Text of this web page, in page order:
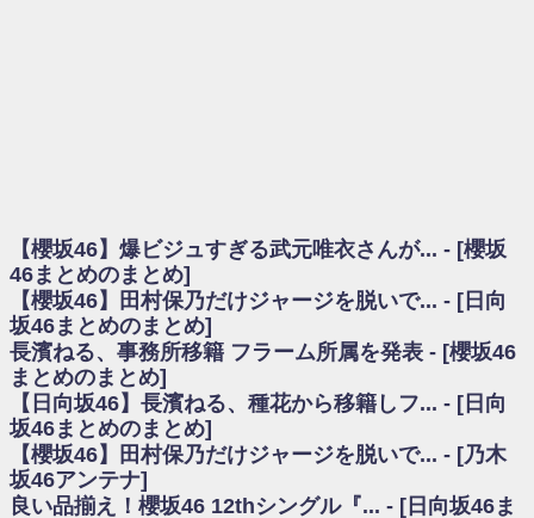
日向坂46まとめのまとめ / 【日向坂46】富田鈴花1st写真集、発売記念記者
会見の模様がこちら！
乃木坂欅坂まとめのまとめ / 【日向坂46】河田陽菜卒業の影響、ガチでデ
カそう...
欅坂あんてな ～欅坂46のニュース・情報・話題をピックアップ / れなッ
ピーズ集結！櫻坂46守屋麗奈×遠藤理子、8/6「ラヴィット！」水曜スタジオ出
演決定
欅坂/日向坂46まとめのまとめ / 【櫻坂46】田村保乃だけジャージを脱いで
いた理由
日向坂46まとめのまとめ / 【日向坂46】若林さん「笑えないぐらい師匠だ
から」佐々木久美と卒業後初の共演の様子がこちら！【激レアさん】
日向坂46まとめのまとめ / 【元日向坂46】情報解禁前で言えない！？丹生
ちゃん、メンバーと会った模様
【櫻坂46】爆ビジュすぎる武元唯衣さんが... - [櫻坂
46まとめのまとめ]
【櫻坂46】田村保乃だけジャージを脱いで... - [日向
坂46まとめのまとめ]
長濱ねる、事務所移籍 フラーム所属を発表 - [櫻坂46
まとめのまとめ]
【日向坂46】長濱ねる、種花から移籍しフ... - [日向
坂46まとめのまとめ]
【櫻坂46】田村保乃だけジャージを脱いで... - [乃木
坂46アンテナ]
良い品揃え！櫻坂46 12thシングル『... - [日向坂46ま